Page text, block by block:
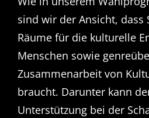
sind wir der Ansicht, dass
Räume für die kulturelle
Menschen sowie
Zusammenarbeit von
braucht. Darunter kann
Unterstützung bei der